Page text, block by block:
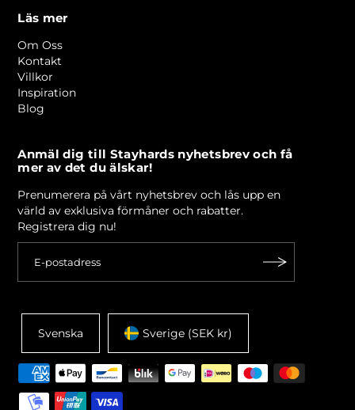
Läs mer
Om Oss
Kontakt
Villkor
Inspiration
Blog
Anmäl dig till Stayhards nyhetsbrev och få
mer av det du älskar!
Prenumerera på vårt nyhetsbrev och lås upp en
värld av exklusiva förmåner och rabatter.
Registrera dig nu!
Svenska Sverige (SEK kr)